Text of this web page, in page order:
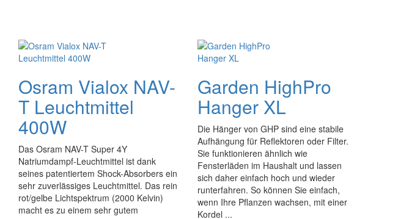
Osram Vialox NAV-
T Leuchtmittel
400W
Das Osram NAV-T Super 4Y
Natriumdampf-Leuchtmittel ist dank
seines patentiertem Shock-Absorbers ein
sehr zuverlässiges Leuchtmittel. Das rein
rot/gelbe Lichtspektrum (2000 Kelvin)
macht es zu einem sehr gutem
Garden HighPro
Hanger XL
Die Hänger von GHP sind eine stabile
Aufhängung für Reflektoren oder Filter.
Sie funktionieren ähnlich wie
Fensterläden im Haushalt und lassen
sich daher einfach hoch und wieder
runterfahren. So können Sie einfach,
wenn Ihre Pflanzen wachsen, mit einer
Kordel ...